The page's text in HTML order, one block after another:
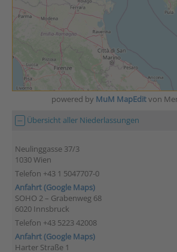
powered by MuM MapEditvon
Übersicht aller Niederlassungen
Neulinggasse 37/3
1030 Wien
Telefon +43 1 5047707-0
Anfahrt (Google Maps)
SOHO 2 – Grabenweg 68
6020 Innsbruck
Telefon +43 5223 42008
Anfahrt (Google Maps)
Harter Straße 1